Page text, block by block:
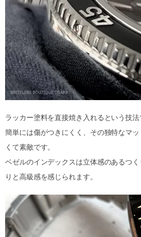
ラッカー塗料を直接焼き入れるという技
簡単には傷がつきにくく、その独特なマ
くて素敵です。
ベゼルのインデックスは立体感のあるつ
りと高級感を感じられます。